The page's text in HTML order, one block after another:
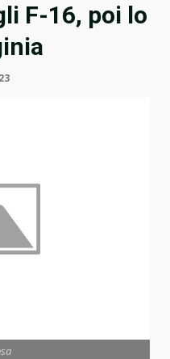
F-16, poi lo